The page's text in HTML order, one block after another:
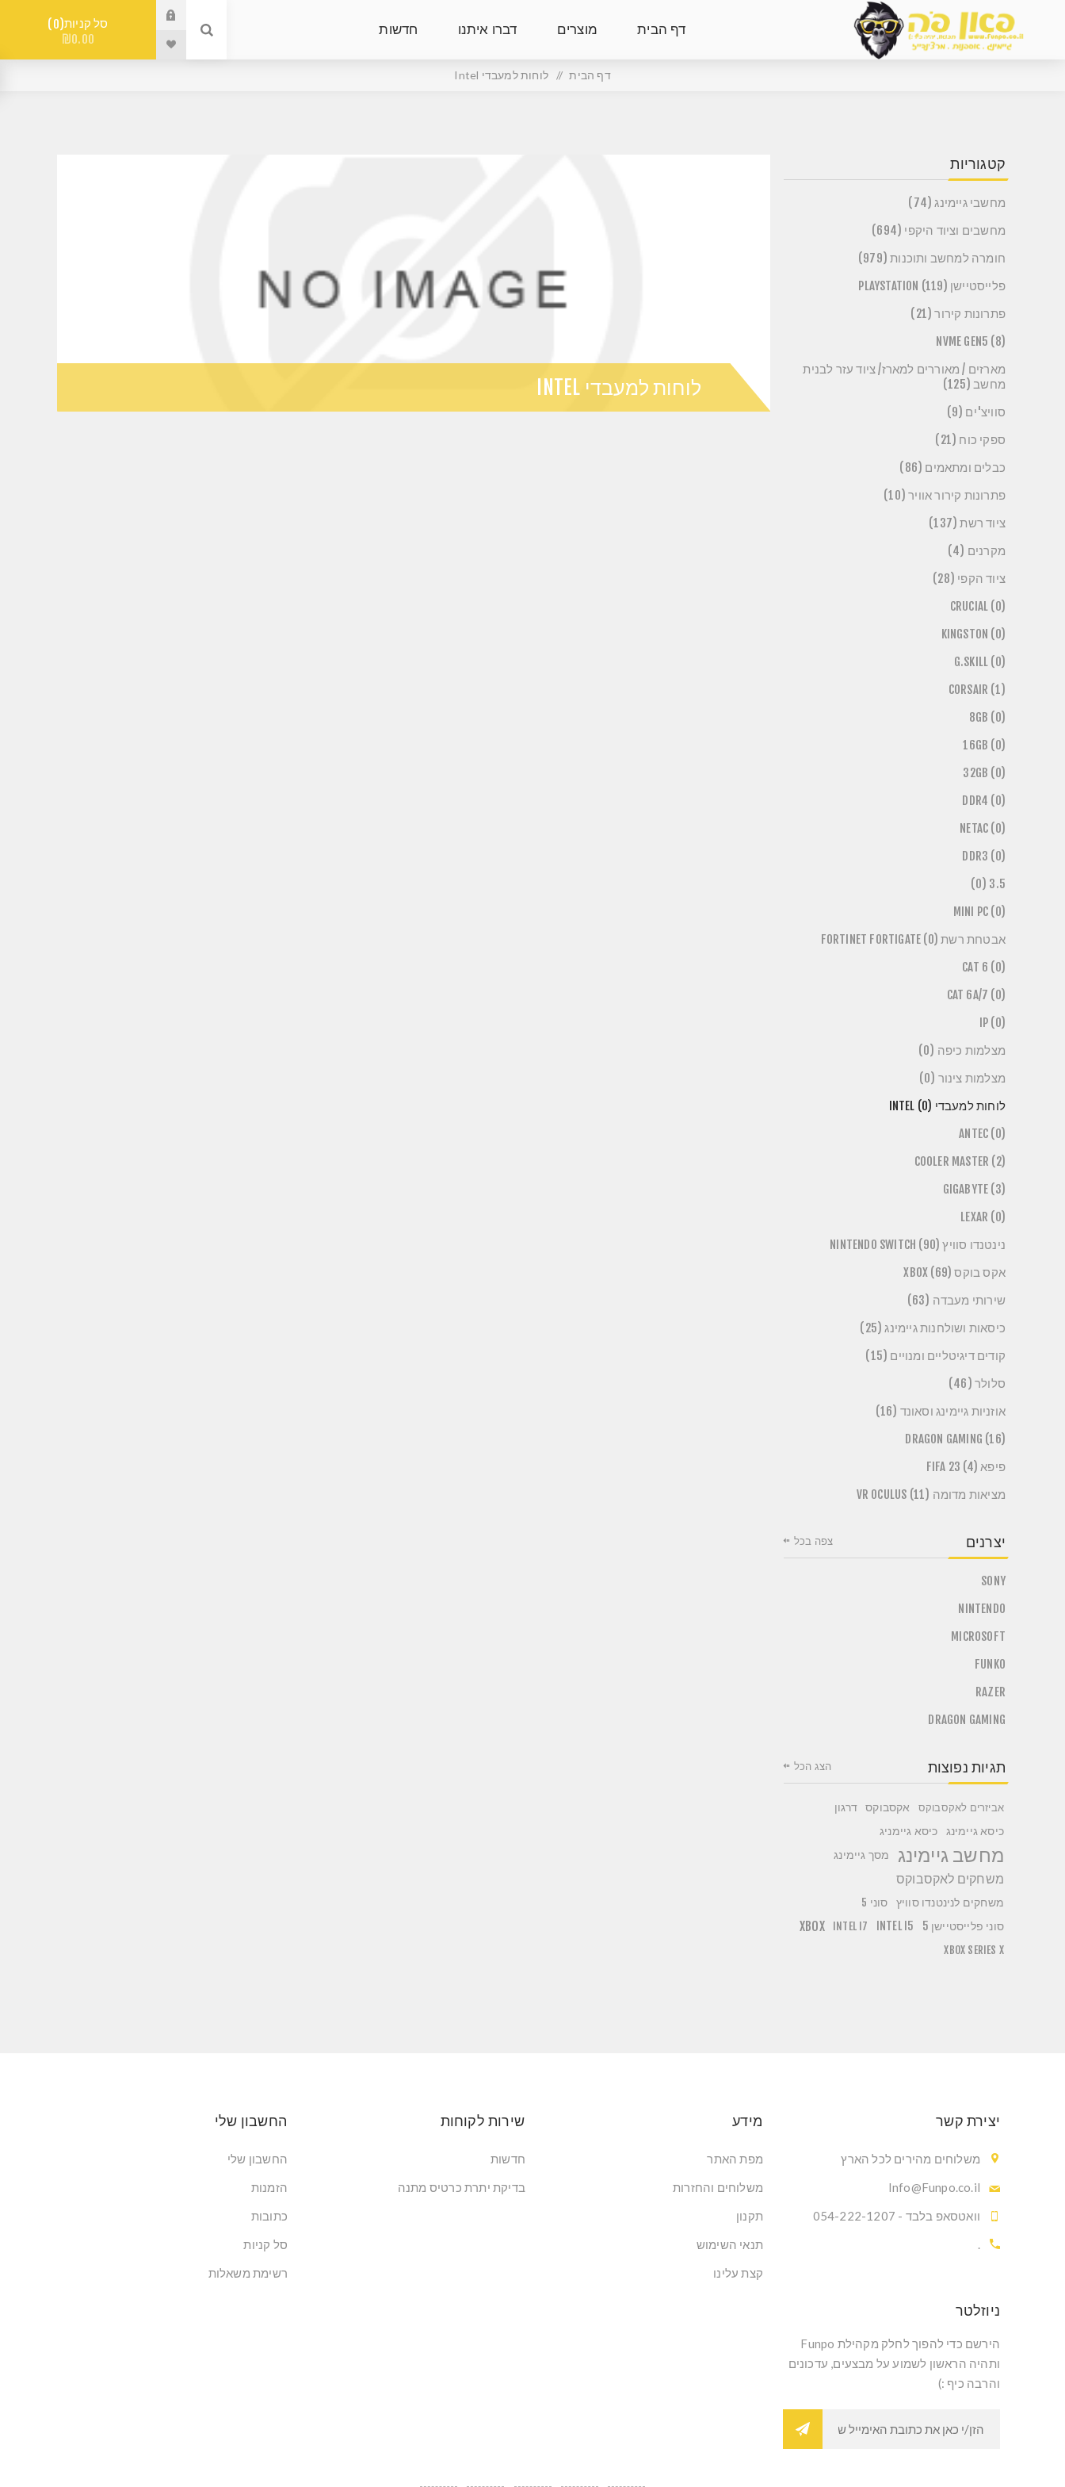
דף הבית מוצרים דברו איתנו חדשות סל קניות 0
₪0.00
דף הבית / לוחות למעבדי Intel
לוחות למעבדי INTEL
קטגוריות
מחשבי גיימינג (74)
מחשבים וציוד היקפי (694)
חומרה למחשב ותוכנות (979)
פלייסטיישן PLAYSTATION (119)
פתרונות קירור (21)
NVME GEN5 (8)
מארזים / מאוררים למארז/ ציוד עזר לבנית
מחשב (125)
סוויצ'ים (9)
ספקי כוח (21)
כבלים ומתאמים (86)
פתרונות קירור אוויר (10)
ציוד רשת (137)
מקרנים (4)
ציוד הקפי (28)
CRUCIAL (0)
KINGSTON (0)
G.SKILL (0)
CORSAIR (1)
8GB (0)
16GB (0)
32GB (0)
DDR4 (0)
NETAC (0)
DDR3 (0)
3.5 (0)
MINI PC (0)
אבטחת רשת FORTINET FORTIGATE (0)
CAT 6 (0)
CAT 6A/7 (0)
IP (0)
מצלמות כיפה (0)
מצלמות צינור (0)
לוחות למעבדי INTEL (0)
ANTEC (0)
COOLER MASTER (2)
GIGABYTE (3)
LEXAR (0)
נינטנדו סוויץ NINTENDO SWITCH (90)
אקס בוקס XBOX (69)
שירותי מעבדה (63)
כיסאות ושולחנות גיימינג (25)
קודים דיגיטליים ומנויים (15)
סלולר (46)
אוזניות גיימינג וסאונד (16)
DRAGON GAMING (16)
פיפא FIFA 23 (4)
מציאות מדומה VR OCULUS (11)
יצרנים
SONY
NINTENDO
MICROSOFT
FUNKO
RAZER
DRAGON GAMING
צפה בכל
תגיות נפוצות
אביזרים לאקסבוקס אקסבוקס
דרגון
כיסא גיימינג
כיסא גיימניג
מחשב גיימינג מסך גיימינג
משחקים לאקסבוקס
משחקים לנינטנדו סוויץ סוני 5
סוני פלייסטיישן 5 INTEL I5
INTEL I7
XBOX
XBOX SERIES X
הצג הכל
יצירת קשר
משלוחים מהירים לכל הארץ
Info@Funpo.co.il
וואטסאפ בלבד - 054-222-1207
.
מידע
מפת האתר
משלוחים והחזרות
תקנון
תנאי השימוש
קצת עלינו
שירות לקוחות
חדשות
בדיקת יתרת כרטיס מתנה
החשבון שלי
החשבון שלי
הזמנות
כתובות
סל קניות
רשימת משאלות
ניוזלטר
הירשם כדי להפוך לחלק מקהילת Funpo
ותהיה הראשון לשמוע על מבצעים, עדכונים
והרבה כיף :)